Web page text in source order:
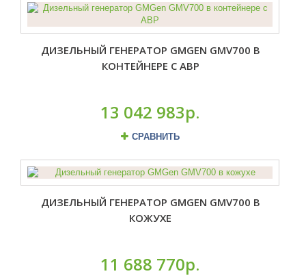
ДИЗЕЛЬНЫЙ ГЕНЕРАТОР GMGEN GMV700 В
КОНТЕЙНЕРЕ С АВР
13 042 983р.
СРАВНИТЬ
ДИЗЕЛЬНЫЙ ГЕНЕРАТОР GMGEN GMV700 В
КОЖУХЕ
11 688 770р.